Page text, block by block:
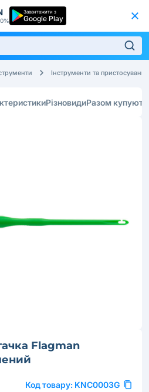
Завантажити з
Google Play
Інструменти та пристосування
РізновидиРазом купують
Flagman
Код товару: KNC0003G